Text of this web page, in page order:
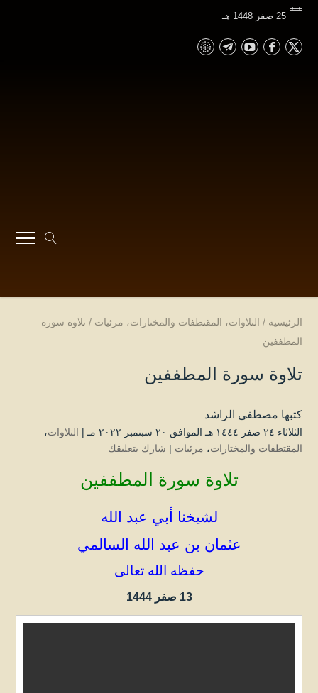
25 صفر 1448 هـ
الرئيسية / التلاوات، المقتطفات والمختارات، مرئيات / تلاوة سورة
المطففين
تلاوة سورة المطففين
كتبها مصطفى الراشد
الثلاثاء ۲٤ صفر ۱٤٤٤ هـ الموافق ۲۰ سبتمبر ۲۰۲۲ مـ | التلاوات،
المقتطفات والمختارات، مرئيات | شارك بتعليقك
تلاوة سورة المطففين
لشيخنا أبي عبد الله
عثمان بن عبد الله السالمي
حفظه الله تعالى
13 صفر 1444